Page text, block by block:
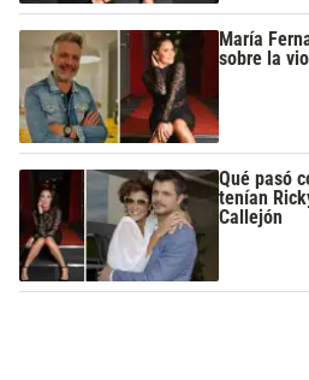
María
sobre la
Qué pasó
tenían
Callejón